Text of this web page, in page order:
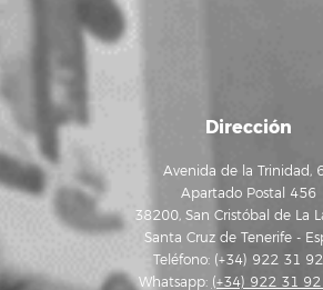
Dirección
Avenida de la Trinidad,
Apartado Postal 456
38200, San Cristóbal de La
Santa Cruz de Tenerife -
Teléfono: (+34) 922 31
Whatsapp: (+34) 922 31